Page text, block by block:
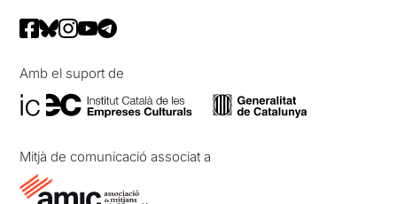
Amb el suport de
Mitjà de comunicació associat a